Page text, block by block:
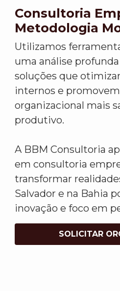
Consultoria
Metodologia
Utilizamos
uma análise
soluções que
internos e
organizacional mais
produtivo.
A BBM Consultoria
em consultoria
transformar
Salvador e na Bahia
inovação e foco em
SOLICITAR